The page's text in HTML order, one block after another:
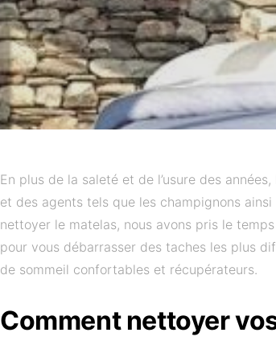
En plus de la saleté et de l’usure des
et des agents tels que les champignons
nettoyer le matelas, nous avons pris le
pour vous débarrasser des taches les plus
de sommeil confortables et récupérateurs.
Comment nettoyer